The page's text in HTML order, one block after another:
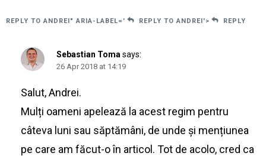
REPLY TO ANDREI" ARIA-LABEL=' REPLY TO ANDREI'> REPLY
Sebastian Toma says:
26 Apr 2018 at 14:19
Salut, Andrei.
Mulți oameni apelează la acest regim pentru
câteva luni sau săptămâni, de unde și mențiunea
pe care am făcut-o în articol. Tot de acolo, cred ca